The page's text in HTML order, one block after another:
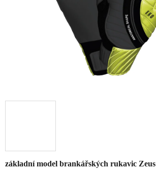
základní model brankářských rukavic Zeus